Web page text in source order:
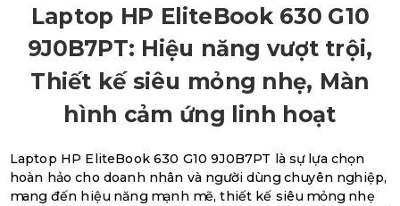
Laptop HP EliteBook 630 G10
9J0B7PT: Hiệu năng vượt trội,
Thiết kế siêu mỏng nhẹ, Màn
hình cảm ứng linh hoạt
Laptop HP EliteBook 630 G10 9J0B7PT là sự lựa chọn
hoàn hảo cho doanh nhân và người dùng chuyên nghiệp,
mang đến hiệu năng mạnh mẽ, thiết kế siêu mỏng nhẹ